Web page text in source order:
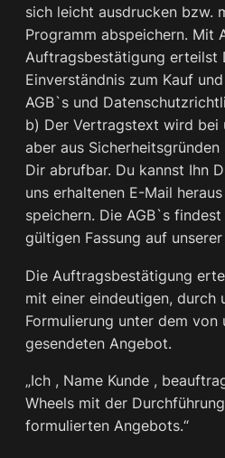
sich leicht ausdrucken bzw.
Programm abspeichern. Mit
Auftragsbestätigung erteilst
Einverständnis zum Kauf
AGB`s und
b) Der Vertragstext wird bei
aber aus
Dir abrufbar. Du kannst Ihn
uns erhaltenen E-Mail
speichern. Die AGB`s
gültigen Fassung auf
Die Auftragsbestätigung
mit einer eindeutigen, durch
Formulierung unter dem von
gesendeten Angebot.
„Ich , Name Kunde ,
Wheels mit der
formulierten Angebots.“